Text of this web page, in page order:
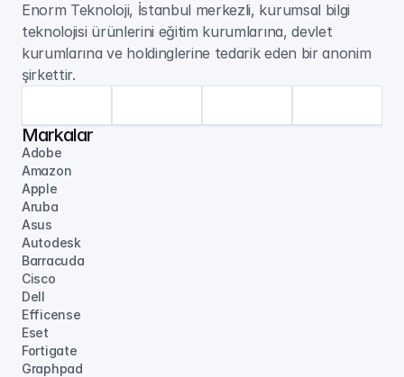
Enorm Teknoloji, İstanbul merkezli, kurumsal bilgi
teknolojisi ürünlerini eğitim kurumlarına, devlet
kurumlarına ve holdinglerine tedarik eden bir anonim
şirkettir.
Markalar
Adobe
Amazon
Apple
Aruba
Asus
Autodesk
Barracuda
Cisco
Dell
Efficense
Eset
Fortigate
Graphpad